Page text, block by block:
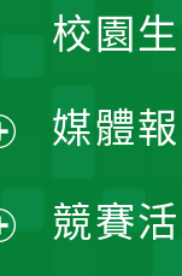
校園
媒體
競賽